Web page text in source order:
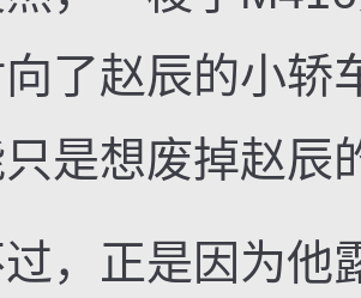
了赵辰的小轿
是想废掉赵辰
正是因为他